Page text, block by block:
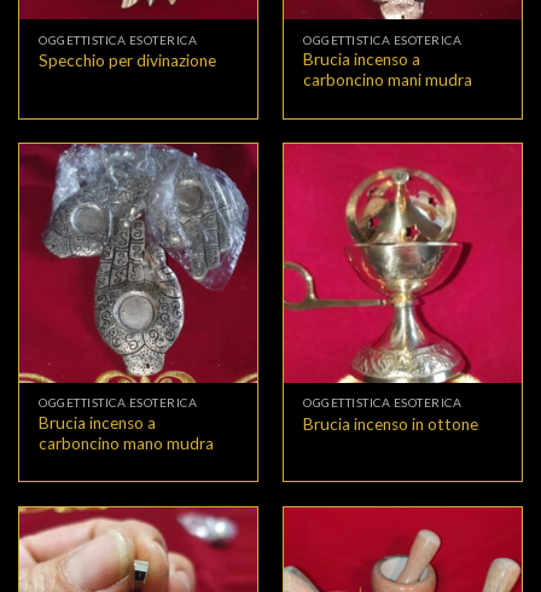
OGGETTISTICA ESOTERICA
Specchio per divinazione
OGGETTISTICA ESOTERICA
Brucia incenso a
carboncino mani mudra
OGGETTISTICA ESOTERICA
Brucia incenso a
carboncino mano mudra
OGGETTISTICA ESOTERICA
Brucia incenso in ottone